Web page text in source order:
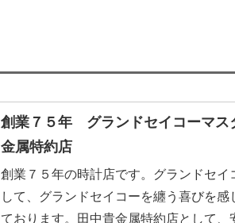
創業７５年 グランドセイコーマ
金属特約店
創業７５年の時計店です。グランドセイ
して、グランドセイコーを纏う喜びを感
ております。田中貴金属特約店として、